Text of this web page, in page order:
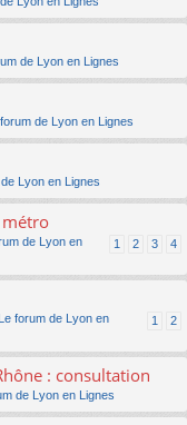
de Lyon en Lignes
forum de Lyon en Lignes
de Lyon en Lignes
1 2 3 4
de Lyon en
1 2
Le forum de Lyon en
: consultation
de Lyon en Lignes